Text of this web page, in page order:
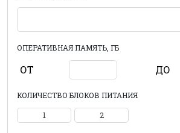
ОПЕРАТИВНАЯ ПАМЯТЬ, ГБ
ОТ ДО
КОЛИЧЕСТВО БЛОКОВ ПИТАНИЯ
1 2